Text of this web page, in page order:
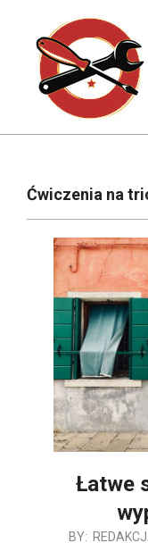
content
NavigationĆwiczenia na
Łatwe
2019-
BY: